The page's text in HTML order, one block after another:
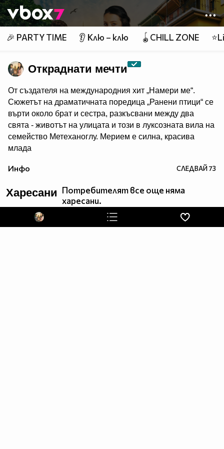
Member of
👾
🎉 PARTY TIME 👂 Клю – клю 🪀CHILL ZONE
Откраднати мечти
От създателя на международния хит „Намери ме“.
Сюжетът на драматичната поредица „Ранени птици“ се
върти около брат и сестра, разкъсвани между два
свята - животът на улицата и този в луксозната вила на
семейство Метеханоглу. Мерием е силна, красива
млада
отглеждането на своя „малък брат“ Йомер. Тя е решена
им пастрок Дурмуш и работи ден и нощ, за да го
постигне. Опитите им да създадат нов живот в
Истанбул поставя началото на верига от събития,
които довеждат до кражбата на ценна кутия за бижута,
Инфо СЛЕДВАЙ73
Харесани Потребителят все още няма
харесани.